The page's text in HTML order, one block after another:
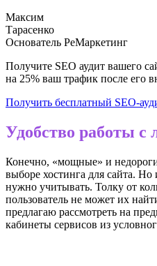
Максим
Тарасенко
Основатель РеМаркетинг
Получите SEO аудит вашего
на 25% ваш трафик после его
Получить бесплатный SEO-
Удобство работы
Конечно, «мощные» и
выборе хостинга для сайта. Но
нужно учитывать. Толку от
пользователь не может их
предлагаю рассмотреть на
кабинеты сервисов из